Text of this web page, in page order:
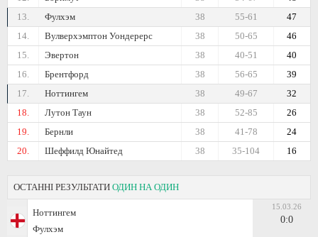
13.
Фулхэм 47
55-61
38
14.
Вулверхэмптон Уондерерс 46
50-65
38
15.
Эвертон 40
40-51
38
16.
Брентфорд 39
56-65
38
17.
Ноттингем 32
49-67
38
18.
Лутон Таун 26
52-85
38
19.
Бернли 24
41-78
38
20.
Шеффилд Юнайтед 16
35-104
38
ОСТАННІ РЕЗУЛЬТАТИ ОДИН НА ОДИН
Ноттингем
Фулхэм
15.03.26
0:0